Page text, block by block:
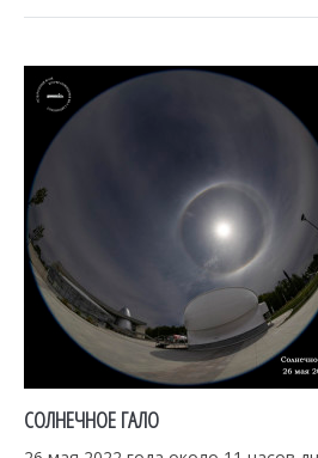
СОЛНЕЧНОЕ ГАЛО